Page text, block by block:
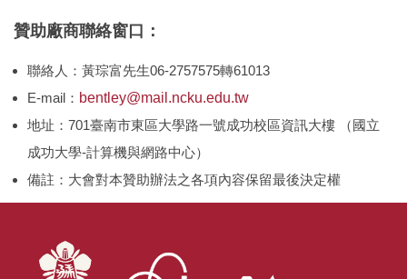
贊助廠商聯絡窗口：
聯絡人：黃琮富先生06-2757575轉61013
E-mail： bentley@mail.ncku.edu.tw
地址：701臺南市東區大學路一號成功校區資訊大樓 （國立
成功大學-計算機與網路中心）
備註：大會對本贊助辦法之各項內容保留最後決定權